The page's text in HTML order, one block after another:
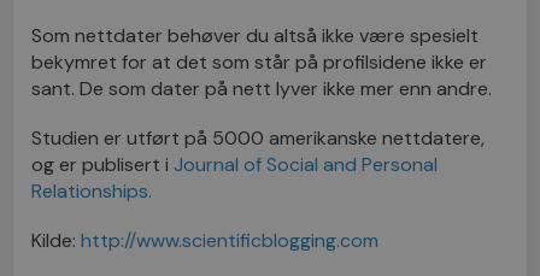
Som nettdater behøver du altså ikke være spesielt
bekymret for at det som står på profilsidene ikke er
sant. De som dater på nett lyver ikke mer enn andre.
Studien er utført på 5000 amerikanske nettdatere,
og er publisert iJournal of Social and Personal
Relationships.
Kilde:http://www.scientificblogging.com